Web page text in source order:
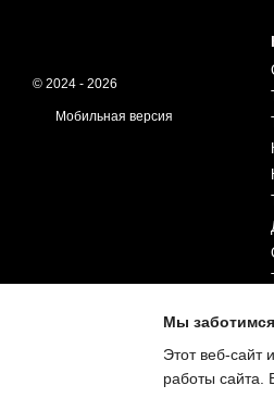
© 2024 - 2026
Мобильная версия
Мы
Этот веб-сайт
работы сайта.